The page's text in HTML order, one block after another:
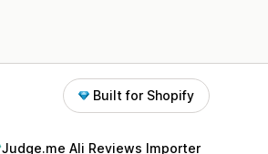
Built for Shopify
Judge.me Ali Reviews Importer